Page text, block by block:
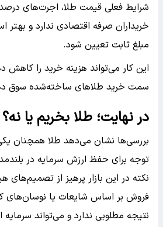
شرایط فعلی قیمت طلا، اجرت‌های
خریداران صرفه اقتصادی ندارد و
مبلغ ثابت تعیین شود.
این کار می‌تواند هزینه خرید را کاهش
سمت خرید طلاهای ساخته‌شده سوق
در نهایت؛ طلا بخریم یا نه؟
بررسی‌ها نشان می‌دهد طلا همچنان
توجه برای حفظ ارزش سرمایه در
نکته در این بازار پرهیز از
فروش بر اساس شایعات یا نوسان‌های
نتیجه مطلوبی ندارد و می‌تواند سرمایه